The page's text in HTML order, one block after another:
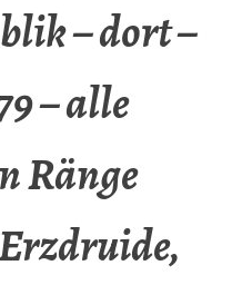
– dort –
– alle
Ränge